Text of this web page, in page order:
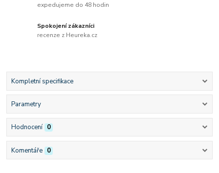
expedujeme do 48 hodin
Spokojení zákazníci
recenze z Heureka.cz
Kompletní specifikace
Parametry
Hodnocení 0
Komentáře 0